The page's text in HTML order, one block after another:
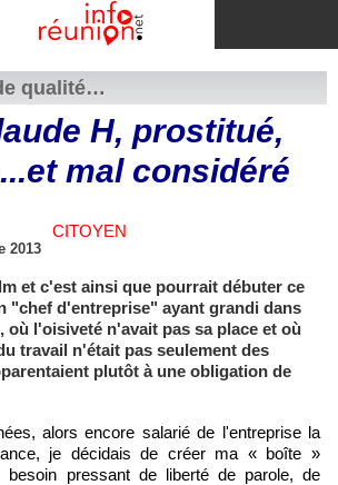
qualité…
H, prostitué,
mal considéré
CITOYEN
2013
et c'est ainsi que pourrait débuter ce
"chef d'entreprise" ayant grandi dans
où l'oisiveté n'avait pas sa place et où
travail n'était pas seulement des
plutôt à une obligation de
je décidais de créer ma « boîte »
pressant de liberté de parole, de